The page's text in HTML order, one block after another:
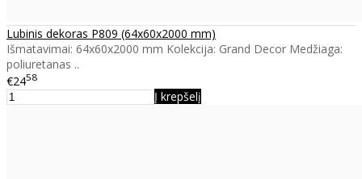
Lubinis dekoras P809 (64x60x2000 mm)
Išmatavimai: 64x60x2000 mm Kolekcija: Grand Decor Medžiaga:
poliuretanas ..
€2458
Į krepšelį